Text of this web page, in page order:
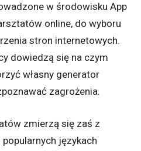
w środowisku App
online, do wyboru
stron internetowych.
dowiedzą się na czym
własny generator
zagrożenia.
zmierzą się zaś z
językach